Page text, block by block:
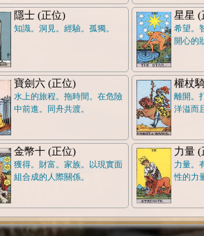
隱士 (正位)
知識。洞見。經驗。孤獨。
星星 (
希望。
開心的
寶劍六 (正位)
水上的旅程。拖時間。在危險
中前進。同舟共渡。
權杖
離開。
洋溢而
金幣十 (正位)
獲得。財富。家族。以現實面
組合成的人際關係。
力量 (
力量。
性的力